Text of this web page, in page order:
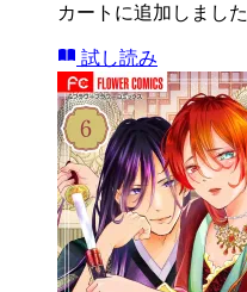
カートに追加しました
試し読み